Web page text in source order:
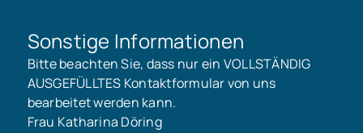
Sonstige Informationen
Bitte beachten Sie, dass nur ein VOLLSTÄNDIG
AUSGEFÜLLTES Kontaktformular von uns
bearbeitet werden kann.
Frau Katharina Döring